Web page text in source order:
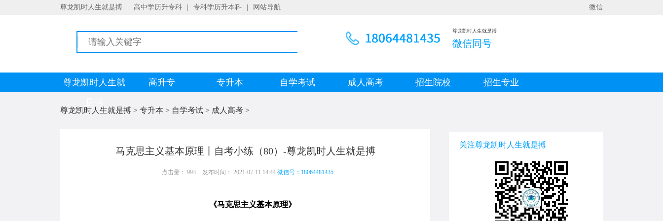
尊龙凯时人生就是搏 高中学历升专科 专科学历升本科 网站导航 微信
尊龙凯时人生就是搏
微信同号
尊龙凯时人生就
高升专 专升本 自学考试 成人高考 招生院校 招生专业
尊龙凯时人生就是搏 > 专升本 > 自学考试 > 成人高考 >
马克思主义基本原理丨自考小练（80）-尊龙凯时人生就是搏
点击量： 993 发布时间： 2021-07-11 14:44 微信号：18064481435
《马克思主义基本原理》
关注尊龙凯时人生就是搏